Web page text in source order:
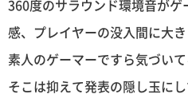
360度のサラウンド環境音が
感、プレイヤーの没入間に大
素人のゲーマーですら気づい
そこは抑えて発表の隠し玉に